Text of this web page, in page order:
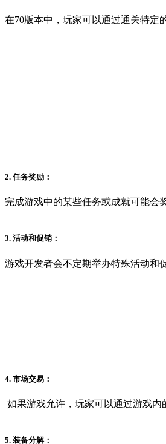
在70版本中，玩家可以通过通关特定
2. 任务奖励：
完成游戏中的某些任务或成就可能会
3. 活动和促销：
游戏开发者会不定期举办特殊活动和
4. 市场交易：
如果游戏允许，玩家可以通过游戏内
5. 装备分解：